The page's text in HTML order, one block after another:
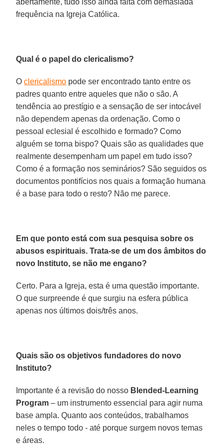
frequência na Igreja Católica.
Qual é o papel do clericalismo?
Oclericalismo pode ser encontrado tanto entre os
padres quanto entre aqueles que não o são. A
tendência ao prestígio e a sensação de ser intocável
não dependem apenas da ordenação. Como o
pessoal eclesial é escolhido e formado? Como
alguém se torna bispo? Quais são as qualidades que
realmente desempenham um papel em tudo isso?
Como é a formação nos seminários? São seguidos os
documentos pontifícios nos quais a formação humana
é a base para todo o resto? Não me parece.
Em que ponto está com sua pesquisa sobre os
abusos espirituais. Trata-se de um dos âmbitos do
novo Instituto, se não me engano?
Certo. Para a Igreja, esta é uma questão importante.
O que surpreende é que surgiu na esfera pública
apenas nos últimos dois/três anos.
Quais são os objetivos fundadores do novo
Instituto?
Importante é a revisão do nosso Blended-Learning
Program – um instrumento essencial para agir numa
base ampla. Quanto aos conteúdos, trabalhamos
neles o tempo todo - até porque surgem novos temas
e áreas.